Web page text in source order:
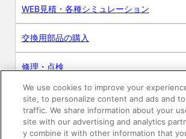
WEB見積・各種シミュレーション
交換用部品の購入
修理・点検
お問い合わせ
ログイン
We use cookies to improve your
site, to personalize content and ads and
traffic. We share information about your
site with our advertising and analytics
y combine it with other information that